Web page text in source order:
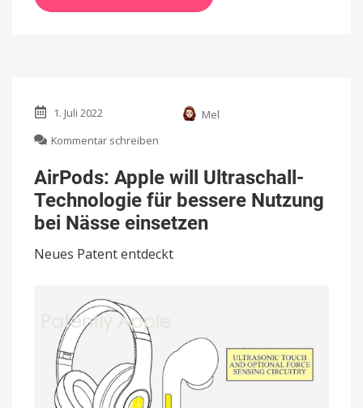
1. Juli 2022
Mel
Kommentar schreiben
Apple
will
Ultraschall-
Technologie
für
bessere
Nutzung
AirPods: Apple will Ultraschall-
Technologie für bessere Nutzung
bei Nässe einsetzen
Neues Patent entdeckt